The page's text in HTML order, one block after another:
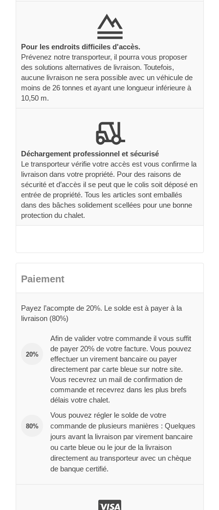
Pour les endroits difficiles d'accès.
Prévenez notre transporteur, il pourra vous proposer
des solutions alternatives de livraison. Toutefois,
aucune livraison ne sera possible avec un véhicule de
moins de 26 tonnes et ayant une longueur inférieure à
10,50 m.
Déchargement professionnel et sécurisé
Le transporteur vérifie votre accès est vous confirme la
livraison dans votre propriété. Pour des raisons de
sécurité et d’accès il se peut que le colis soit déposé en
entrée de propriété. Tous les articles sont emballés
dans des bâches solidement scellées pour une bonne
protection du chalet.
Paiement
Payez l’acompte de 20%. Le solde est à payer à la
livraison (80%)
20%
Afin de valider votre commande il vous suffit
de payer 20% de votre facture. Vous pouvez
effectuer un virement bancaire ou payer
directement par carte bleue sur notre site.
Vous recevrez un mail de confirmation de
commande et recevrez dans les plus brefs
délais votre chalet.
80%
Vous pouvez régler le solde de votre
commande de plusieurs manières : Quelques
jours avant la livraison par virement bancaire
ou carte bleue ou le jour de la livraison
directement au transporteur avec un chèque
de banque certifié.